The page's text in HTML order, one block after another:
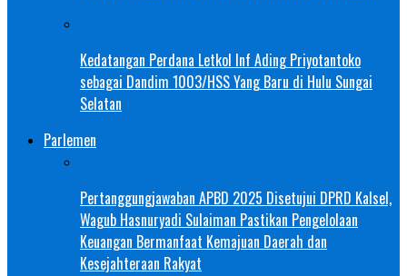
Kedatangan Perdana Letkol Inf Ading Priyotantoko
sebagai Dandim 1003/HSS Yang Baru di Hulu Sungai
Selatan
Parlemen
Pertanggungjawaban APBD 2025 Disetujui DPRD Kalsel,
Wagub Hasnuryadi Sulaiman Pastikan Pengelolaan
Keuangan Bermanfaat Kemajuan Daerah dan
Kesejahteraan Rakyat